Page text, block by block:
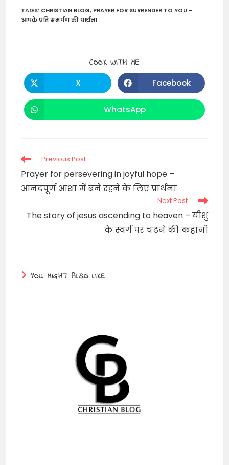
TAGS: CHRISTIAN BLOG, PRAYER FOR SURRENDER TO YOU -
आपके प्रति समर्पण की प्रार्थना
COOK WITH ME
CONTENT
Opens
in
a
X Opens
in
a
Facebook
Opens
in
WhatsApp
Read
articles
Previous Post
Prayer for persevering in joyful hope –
आनंदपूर्ण आशा में बने रहने के लिए प्रार्थना
Next Post
The story of jesus ascending to heaven – यीशु
के स्वर्ग पर चढ़ने की कहानी
YOU MIGHT ALSO LIKE